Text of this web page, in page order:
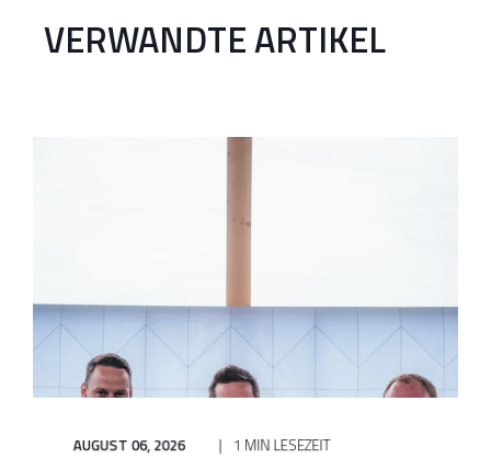
VERWANDTE ARTIKEL
AUGUST 06, 2026 1 MIN LESEZEIT